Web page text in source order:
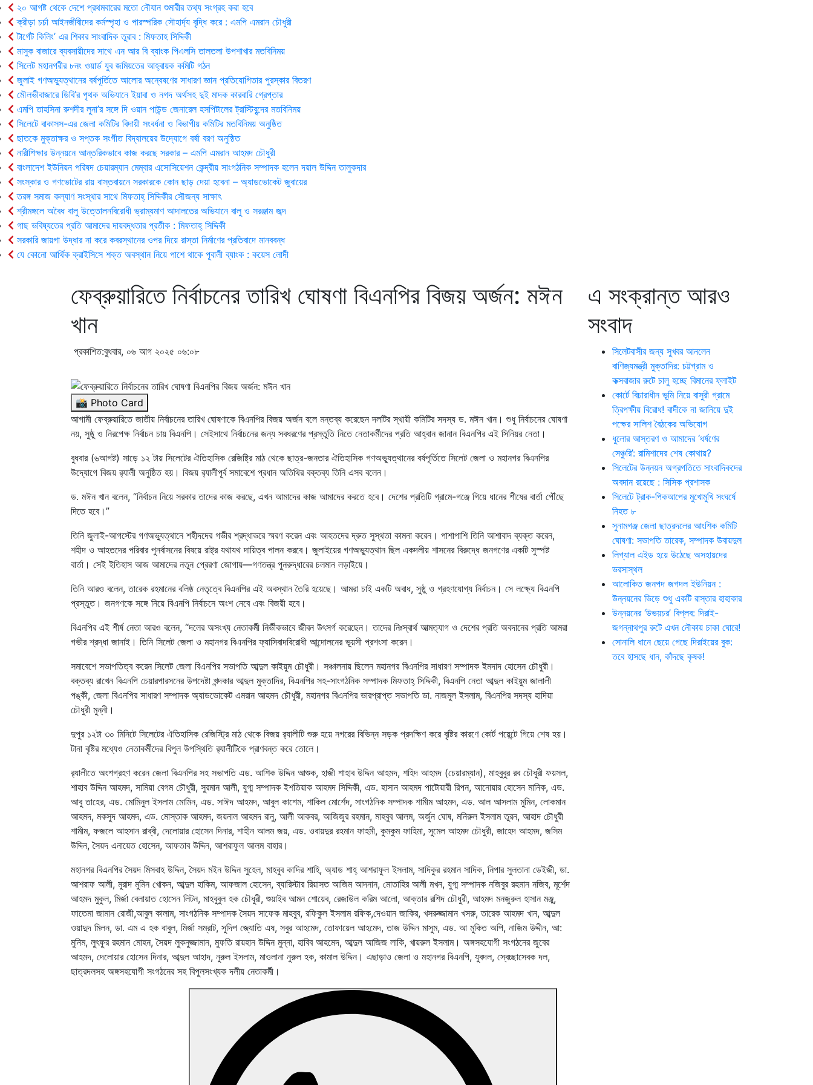
২০ আগষ্ট থেকে দেশে প্রথমবারের মতো নৌযান শুমারীর তথ্য সংগ্রহ করা হবে
ক্রীড়া চর্চা আইনজীবীদের কর্মস্পৃহা ও পারস্পরিক সৌহার্দ্য বৃদ্ধি করে : এমপি এমরান চৌধুরী
টার্গেট কিলিং’ এর শিকার সাংবাদিক তুরাব : মিফতাহ সিদ্দিকী
মাসুক বাজারে ব্যবসায়ীদের সাথে এন আর বি ব্যাংক পিএলসি তালতলা উপশাখার মতবিনিময়
সিলেট মহানগরীর ৮নং ওয়ার্ড যুব জমিয়তের আহ্বায়ক কমিটি গঠন
জুলাই গণঅভ্যুত্থানের বর্ষপূর্তিতে আলোর অন্বেষণের সাধারণ জ্ঞান প্রতিযোগিতার পুরস্কার বিতরণ
মৌলভীবাজারে ডিবি’র পৃথক অভিযানে ইয়াবা ও নগদ অর্থসহ দুই মাদক কারবারি গ্রেপ্তার
এমপি তাহসিনা রুশদীর লুনা’র সঙ্গে দি ওয়ান পাউন্ড জেনারেল হসপিটালের ট্রাস্টিবৃন্দের মতবিনিময়
সিলেটে বাকাসস-এর জেলা কমিটির বিদায়ী সংবর্ধনা ও বিভাগীয় কমিটির মতবিনিময় অনুষ্ঠিত
ছাতকে মুক্তাক্ষর ও সপ্তক সংগীত বিদ্যালয়ের উদ্যোগে বর্ষা বরণ অনুষ্ঠিত
নারীশিক্ষার উন্নয়নে আন্তরিকভাবে কাজ করছে সরকার – এমপি এমরান আহমদ চৌধুরী
বাংলাদেশ ইউনিয়ন পরিষদ চেয়ারম্যান মেম্বার এসোসিয়েশন কেন্দ্রীয় সাংগঠনিক সম্পাদক হলেন দয়াল উদ্দিন তালুকদার
সংস্কার ও গণভোটের রায় বাস্তবায়নে সরকারকে কোন ছাড় দেয়া হবেনা – অ্যাডভোকেট জুবায়ের
তরঙ্গ সমাজ কল্যাণ সংস্থার সাথে মিফতাহ্ সিদ্দিকীর সৌজন্য সাক্ষাৎ
শ্রীমঙ্গলে অবৈধ বালু উত্তোলনবিরোধী ভ্রাম্যমাণ আদালতের অভিযানে বালু ও সরঞ্জাম জব্দ
গাছ ভবিষ্যতের প্রতি আমাদের দায়বদ্ধতার প্রতীক : মিফতাহ্ সিদ্দিকী
সরকারি জায়গা উদ্ধার না করে কবরস্থানের ওপর দিয়ে রাস্তা নির্মাণের প্রতিবাদে মানববন্ধ
যে কোনো আর্থিক ক্রাইসিসে শক্ত অবস্থান নিয়ে পাশে থাকে পূবালী ব্যাংক : কয়েস লোদী
ফেব্রুয়ারিতে নির্বাচনের তারিখ ঘোষণা বিএনপির বিজয় অর্জন: মঈন
খান
প্রকাশিত:বুধবার, ০৬ আগ ২০২৫ ০৬:০৮
📸 Photo Card
আগামী ফেব্রুয়ারিতে জাতীয় নির্বাচনের তারিখ ঘোষণাকে বিএনপির বিজয় অর্জন বলে মন্তব্য করেছেন দলটির স্থায়ী কমিটির সদস্য ড. মঈন খান। শুধু নির্বাচনের ঘোষণা
নয়, সুষ্ঠু ও নিরপেক্ষ নির্বাচন চায় বিএনপি। সেইসাথে নির্বাচনের জন্য সবধরণের প্রস্তুতি নিতে নেতাকর্মীদের প্রতি আহ্বান জানান বিএনপির এই সিনিয়র নেতা।
বুধবার (৬আগষ্ট) সাড়ে ১২ টায় সিলেটের ঐতিহাসিক রেজিষ্ট্রি মাঠ থেকে ছাত্র-জনতার ঐতিহাসিক গণঅভ্যুত্থানের বর্ষপূর্তিতে সিলেট জেলা ও মহানগর বিএনপির
উদ্যোগে বিজয় র‍্যালী অনুষ্ঠিত হয়। বিজয় র‍্যালীপূর্ব সমাবেশে প্রধান অতিথির বক্তব্য তিনি এসব বলেন।
ড. মঈন খান বলেন, “নির্বাচন নিয়ে সরকার তাদের কাজ করছে, এখন আমাদের কাজ আমাদের করতে হবে। দেশের প্রতিটি গ্রামে-গঞ্জে গিয়ে ধানের শীষের বার্তা পৌঁছে
দিতে হবে।”
তিনি জুলাই-আগস্টের গণঅভ্যুত্থানে শহীদদের গভীর শ্রদ্ধাভরে স্মরণ করেন এবং আহতদের দ্রুত সুস্থতা কামনা করেন। পাশাপাশি তিনি আশাবাদ ব্যক্ত করেন,
শহীদ ও আহতদের পরিবার পুনর্বাসনের বিষয়ে রাষ্ট্র যথাযথ দায়িত্ব পালন করবে। জুলাইয়ের গণঅভ্যুত্থান ছিল একদলীয় শাসনের বিরুদ্ধে জনগণের একটি সুস্পষ্ট
বার্তা। সেই ইতিহাস আজ আমাদের নতুন প্রেরণা জোগায়—গণতন্ত্র পুনরুদ্ধারের চলমান লড়াইয়ে।
তিনি আরও বলেন, তারেক রহমানের বলিষ্ঠ নেতৃত্বে বিএনপির এই অবস্থান তৈরি হয়েছে। আমরা চাই একটি অবাধ, সুষ্ঠু ও গ্রহণযোগ্য নির্বাচন। সে লক্ষ্যে বিএনপি
প্রস্তুত। জনগণকে সঙ্গে নিয়ে বিএনপি নির্বাচনে অংশ নেবে এবং বিজয়ী হবে।
বিএনপির এই শীর্ষ নেতা আরও বলেন, “দলের অসংখ্য নেতাকর্মী নির্ভীকভাবে জীবন উৎসর্গ করেছেন। তাদের নিঃস্বার্থ আত্মত্যাগ ও দেশের প্রতি অবদানের প্রতি আমরা
গভীর শ্রদ্ধা জানাই। তিনি সিলেট জেলা ও মহানগর বিএনপির ফ্যাসিবাদবিরোধী আন্দোলনের ভূয়সী প্রশংসা করেন।
সমাবেশে সভাপতিত্ব করেন সিলেট জেলা বিএনপির সভাপতি আব্দুল কাইয়ুম চৌধুরী। সঞ্চালনায় ছিলেন মহানগর বিএনপির সাধারণ সম্পাদক ইমদাদ হোসেন চৌধুরী।
বক্তব্য রাখেন বিএনপি চেয়ারপারসনের উপদেষ্টা খন্দকার আব্দুল মুক্তাদির, বিএনপির সহ-সাংগঠনিক সম্পাদক মিফতাহ্ সিদ্দিকী, বিএনপি নেতা আব্দুল কাইয়ুম জালালী
পঙ্কী, জেলা বিএনপির সাধারণ সম্পাদক অ্যাডভোকেট এমরান আহমদ চৌধুরী, মহানগর বিএনপির ভারপ্রাপ্ত সভাপতি ডা. নাজমুল ইসলাম, বিএনপির সদস্য হাদিয়া
চৌধুরী মুন্নী।
দুপুর ১২টা ৩০ মিনিটে সিলেটের ঐতিহাসিক রেজিস্ট্রি মাঠ থেকে বিজয় র‍্যালীটি শুরু হয়ে নগরের বিভিন্ন সড়ক প্রদক্ষিণ করে বৃষ্টির কারণে কোর্ট পয়েন্টে গিয়ে শেষ হয়।
টানা বৃষ্টির মধ্যেও নেতাকর্মীদের বিপুল উপস্থিতি র‍্যালীটিকে প্রাণবন্ত করে তোলে।
র‍্যালীতে অংশগ্রহণ করেন জেলা বিএনপির সহ সভাপতি এড. আশিক উদ্দিন আশুক, হাজী শাহাব উদ্দিন আহমদ, শহিদ আহমদ (চেয়ারম্যান), মাহবুবুর রব চৌধুরী ফয়সল,
শাহাব উদ্দিন আহমদ, সামিয়া বেগম চৌধুরী, সুরমান আলী, যুগ্ম সম্পাদক ইশতিয়াক আহমদ সিদ্দিকী, এড. হাসান আহমদ পাটোয়ারী রিপন, আনোয়ার হোসেন মানিক, এড.
আবু তাহের, এড. মোমিনুল ইসলাম মোমিন, এড. সাঈদ আহমদ, আবুল কাশেম, শাকিল মোর্শেদ, সাংগঠনিক সম্পাদক শামীম আহমদ, এড. আল আসলাম মুমিন, লোকমান
আহমদ, মকসুদ আহমদ, এড. মোস্তাক আহমদ, জয়নাল আহমদ রানু, আলী আকবর, আজিজুর রহমান, মাহবুব আলম, অর্জুন ঘোষ, মনিরুল ইসলাম তুরন, আহাদ চৌধুরী
শামীম, ফজলে আহসান রাব্বী, দেলোয়ার হোসেন দিনার, শাহীন আলম জয়, এড. ওবায়দুর রহমান ফাহমী, কুমকুম ফাহিমা, সুমেল আহমদ চৌধুরী, জাহেদ আহমদ, জসিম
উদ্দিন, সৈয়দ এনায়েত হোসেন, আফতাব উদ্দিন, আশরাফুল আলম বাহার।
মহানগর বিএনপির সৈয়দ মিসবাহ উদ্দিন, সৈয়দ মইন উদ্দিন সুহেল, মাহবুব কাদির শাহি, অ্যাড শাহ্ আশরাফুল ইসলাম, সাদিকুর রহমান সাদিক, নিপার সুলতানা ডেইজী, ডা.
আশরাফ আলী, মুরাদ মুমিন খোকন, আব্দুল হাকিম, আফজাল হোসেন, ব্যারিস্টার রিয়াসত আজিম আদনান, মোতাহির আলী মখন, যুগ্ম সম্পাদক নজিবুর রহমান নজিব, মূর্শেদ
আহমদ মুকুল, মির্জা বেলায়াত হোসেন লিটন, মাহবুবুল হক চৌধুরী, শুয়াইব আমন শোয়েব, রেজাউল করিম আলো, আক্তার রশিদ চৌধুরী, আহমদ মনজুরুল হাসান মঞ্জু,
ফাতেমা জামান রোজী,আবুল কালাম, সাংগঠনিক সম্পাদক সৈয়দ সাফেক মাহবুব, রফিকুল ইসলাম রফিক,দেওয়ান জাকির, খসরুজ্জামান খসরু, তারেক আহমদ খান, আব্দুল
ওয়াদুদ মিলন, ডা. এম এ হক বাবুল, মির্জা সম্রাট, সুদিপ জ্যোতি এষ, সবুর আহমেদ, তোফায়েল আহমেদ, তাজ উদ্দিন মাসুম, এড. আ মুকিত অপি, নাজিম উদ্দীন, আ:
মুনিম, লুৎফুর রহমান মোহন, সৈয়দ লুকনুজ্জামান, মুফতি রায়হান উদ্দিন মুন্না, হাবিব আহমেদ, আব্দুল আজিজ লাকি, খায়রুল ইসলাম। অঙ্গসহযোগী সংগঠনের জুবের
আহমদ, দেলোয়ার হোসেন দিনার, আব্দুল আহাদ, নুরুল ইসলাম, মাওলানা নুরুল হক, কামাল উদ্দিন। এছাড়াও জেলা ও মহানগর বিএনপি, যুবদল, স্বেচ্ছাসেবক দল,
ছাত্রদলসহ অঙ্গসহযোগী সংগঠনের সহ বিপুলসংখ্যক দলীয় নেতাকর্মী।
এ সংক্রান্ত আরও
সংবাদ
সিলেটবাসীর জন্য সুখবর আনলেন
বাণিজ্যমন্ত্রী মুক্তাদির: চট্টগ্রাম ও
কক্সবাজার রুটে চালু হচ্ছে বিমানের ফ্লাইট
কোর্টে বিচারাধীন ভূমি নিয়ে বাসুরী গ্রামে
ত্রিপক্ষীয় বিরোধ! বাদীকে না জানিয়ে দুই
পক্ষের সালিশ বৈঠকের অভিযোগ
ধুলোর আস্তরণ ও আমাদের ‘ধর্ষণের
সেঞ্চুরি’: রামিশাদের শেষ কোথায়?
সিলেটের উন্নয়ন অগ্রগতিতে সাংবাদিকদের
অবদান রয়েছে : সিসিক প্রশাসক
সিলেটে ট্রাক-পিকআপের মুখোমুখি সংঘর্ষে
নিহত ৮
সুনামগঞ্জ জেলা ছাত্রদলের আংশিক কমিটি
ঘোষণা: সভাপতি তারেক, সম্পাদক উবায়দুল
লিগ্যাল এইড হয়ে উঠেছে অসহায়দের
ভরসাস্থল
আলোকিত জনপদ জগদল ইউনিয়ন :
উন্নয়নের ভিড়ে শুধু একটি রাস্তার হাহাকার
উন্নয়নের ‘উভয়চর’ বিপ্লব: দিরাই-
জগন্নাথপুর রুটে এখন নৌকায় চাকা ঘোরে!
সোনালি ধানে ছেয়ে গেছে দিরাইয়ের বুক:
তবে হাসছে ধান, কাঁদছে কৃষক!